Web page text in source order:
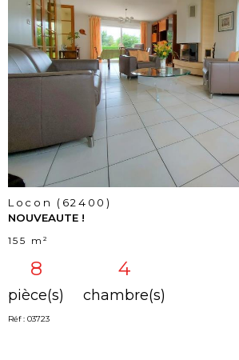
voir le
bien
Locon (62400)
NOUVEAUTE !
155 m²
8
pièce(s)
4
chambre(s)
Réf : 03723